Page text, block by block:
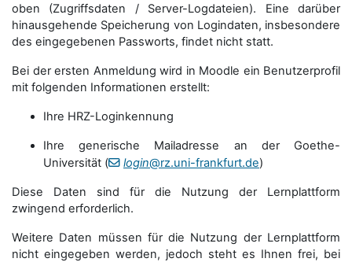
oben (Zugriffsdaten / Server-Logdateien). Eine darüber
hinausgehende Speicherung von Logindaten, insbesondere
des eingegebenen Passworts, findet nicht statt.
Bei der ersten Anmeldung wird in Moodle ein Benutzerprofil
mit folgenden Informationen erstellt:
Ihre HRZ-Loginkennung
Ihre generische Mailadresse an der Goethe-
Universität (
login@rz.uni-frankfurt.de)
Diese Daten sind für die Nutzung der Lernplattform
zwingend erforderlich.
Weitere Daten müssen für die Nutzung der Lernplattform
nicht eingegeben werden, jedoch steht es Ihnen frei, bei